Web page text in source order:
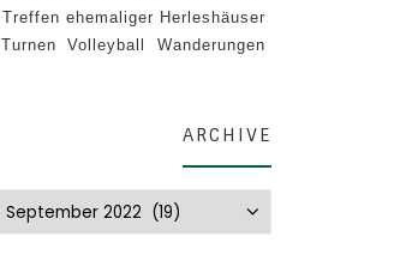
Treffen ehemaliger Herleshäuser
Turnen
Volleyball Wanderungen
ARCHIVE